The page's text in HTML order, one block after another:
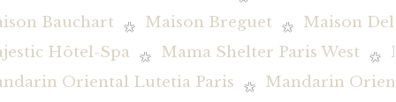
Bauchart
Maison Breguet
Maison
Hôtel-Spa
Mama Shelter Paris West
Oriental Lutetia Paris
Mandarin